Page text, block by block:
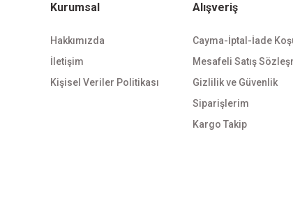
Kurumsal
Hakkımızda
İletişim
Kişisel Veriler Politikası
Alışveriş
Cayma-İptal-İade
Mesafeli Satış
Gizlilik ve Güvenlik
Siparişlerim
Kargo Takip